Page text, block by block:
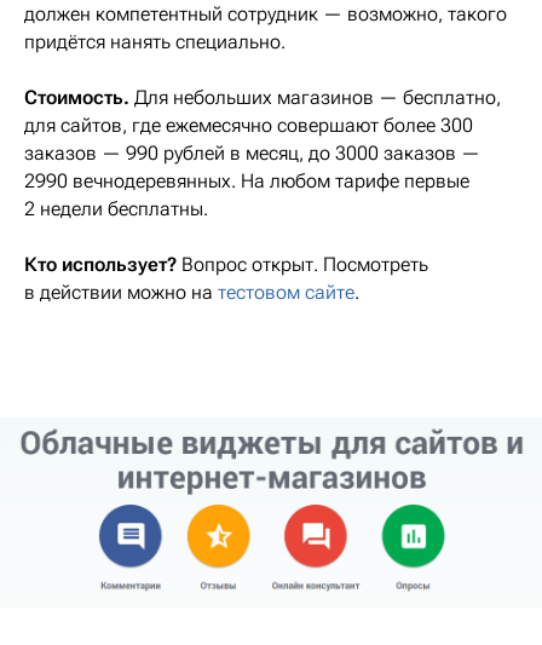
должен компетентный сотрудник — возможно, такого
придётся нанять специально.
Стоимость. Для небольших магазинов — бесплатно,
для сайтов, где ежемесячно совершают более 300
заказов — 990 рублей в месяц, до 3000 заказов —
2990 вечнодеревянных. На любом тарифе первые
2 недели бесплатны.
Кто использует? Вопрос открыт. Посмотреть
в действии можно на тестовом сайте.